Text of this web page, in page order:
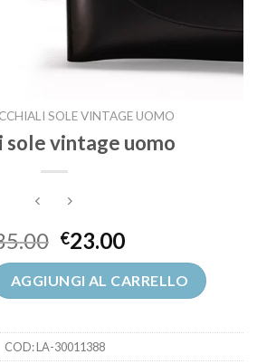
SOLE VINTAGE UOMO
sole vintage uomo
€23.00
uomo quantità
AGGIUNGI AL CARRELLO
COD:LA-30011388